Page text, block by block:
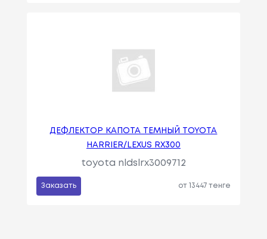
ДЕФЛЕКТОР КАПОТА ТЕМНЫЙ TOYOTA
HARRIER/LEXUS RX300
toyota nldslrx3009712
Заказать от 13447 тенге